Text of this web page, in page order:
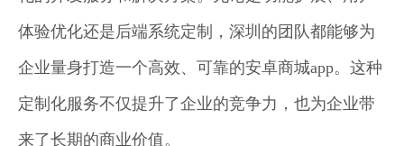
体验优化还是后端系统定制，深圳的团队都能够为
企业量身打造一个高效、可靠的安卓商城app。这种
定制化服务不仅提升了企业的竞争力，也为企业带
来了长期的商业价值。